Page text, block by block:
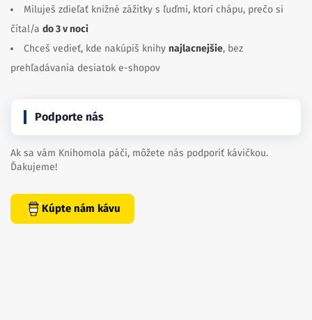
Miluješ zdieľať knižné zážitky s ľuďmi, ktorí chápu, prečo si
čítal/a do 3 v noci
Chceš vedieť, kde nakúpiš knihy najlacnejšie, bez
prehľadávania desiatok e-shopov
Podporte nás
Ak sa vám Knihomola páči, môžete nás podporiť kávičkou.
Ďakujeme!
Kúpte nám kávu